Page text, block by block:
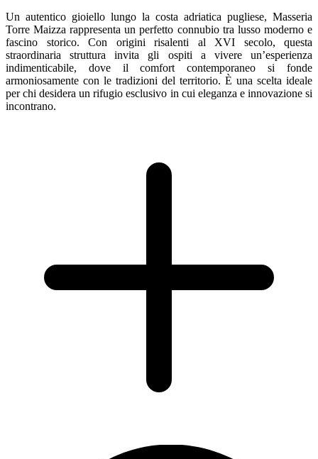
Un autentico gioiello lungo la costa adriatica pugliese, Masseria
Torre Maizza rappresenta un perfetto connubio tra lusso moderno e
fascino storico. Con origini risalenti al XVI secolo, questa
straordinaria struttura invita gli ospiti a vivere un’esperienza
indimenticabile, dove il comfort contemporaneo si fonde
armoniosamente con le tradizioni del territorio. È una scelta ideale
per chi desidera un rifugio esclusivo in cui eleganza e innovazione si
incontrano.